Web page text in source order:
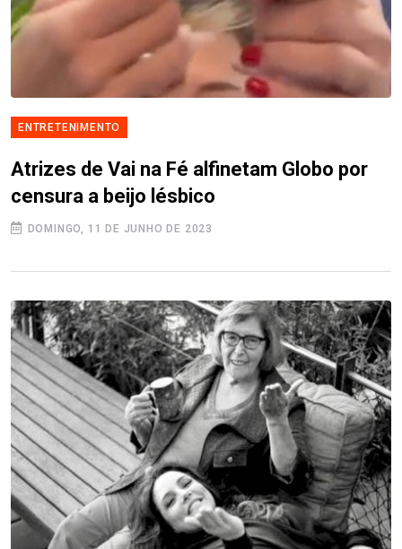
ENTRETENIMENTO
Atrizes de Vai na Fé alfinetam Globo por
censura a beijo lésbico
DOMINGO, 11 DE JUNHO DE 2023